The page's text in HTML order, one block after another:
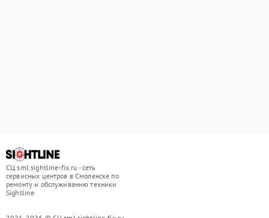
СЦ sml.sightline-fix.ru - сеть
сервисных центров в Смоленске по
ремонту и обслуживанию техники
Sightline